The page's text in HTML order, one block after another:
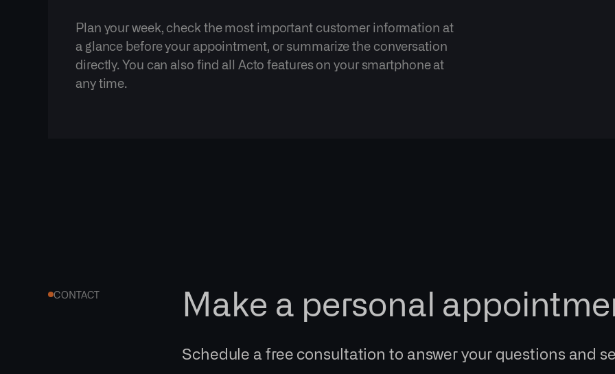
Plan your week, check the most important customer information at
a glance before your appointment, or summarize the conversation
directly. You can also find all Acto features on your smartphone at
any time.
CONTACT Make a personal
Schedule a free consultation to answer your questions and